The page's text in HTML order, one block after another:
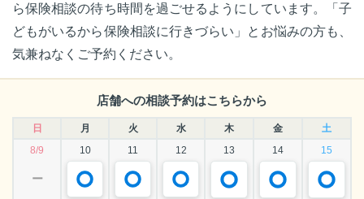
ら保険相談の待ち時間を過ごせるようにしています。「子
どもがいるから保険相談に行きづらい」とお悩みの方も、
気兼ねなくご予約ください。
店舗への相談予約はこちらから
日 月 火 水 木 金
土
8/9
10 11 12 13 14 15
ー